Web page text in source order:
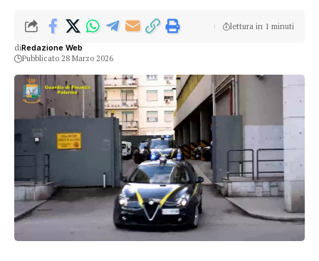
diRedazione Web
Pubblicato 28 Marzo 2026
lettura in 1 minuti